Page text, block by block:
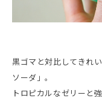
黒ゴマと対比してきれ
ソーダ」。
トロピカルなゼリーと